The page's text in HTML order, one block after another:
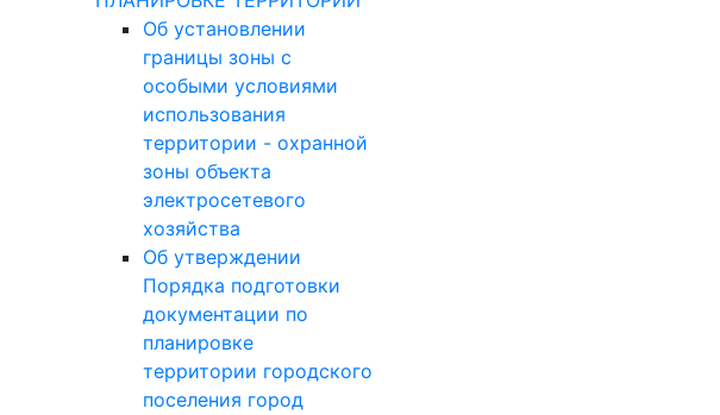
Об установлении
границы зоны с
особыми условиями
использования
территории - охранной
зоны объекта
электросетевого
хозяйства
Об утверждении
Порядка подготовки
документации по
планировке
территории городского
поселения город